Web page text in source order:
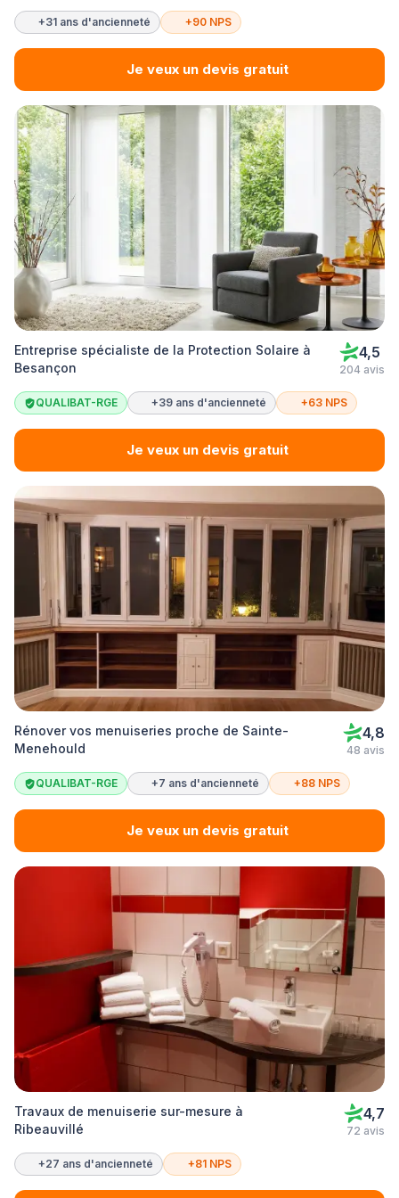
+31 ans d'ancienneté +90 NPS
Je veux un devis gratuit
Entreprise spécialiste de la Protection Solaire à
Besançon
4,5
204 avis
QUALIBAT-RGE +39 ans d'ancienneté +63 NPS
Je veux un devis gratuit
Rénover vos menuiseries proche de Sainte-
Menehould
4,8
48 avis
QUALIBAT-RGE +7 ans d'ancienneté +88 NPS
Je veux un devis gratuit
Travaux de menuiserie sur-mesure à
Ribeauvillé
4,7
72 avis
+27 ans d'ancienneté +81 NPS